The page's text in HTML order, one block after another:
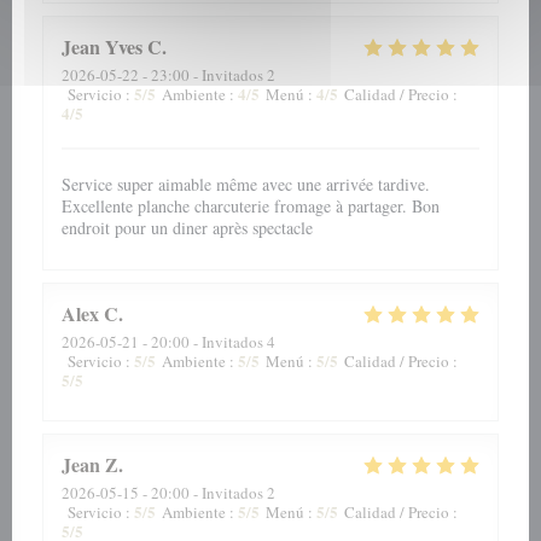
Jean Yves C
2026-05-22 - 23:00 - Invitados 2
Servicio : 5/5 Ambiente : 4/5 Menú : 4/5 Calidad / Precio :
4/5
Service super aimable même avec une arrivée tardive.
Excellente planche charcuterie fromage à partager. Bon
endroit pour un diner après spectacle
Alex C
2026-05-21 - 20:00 - Invitados 4
Servicio : 5/5 Ambiente : 5/5 Menú : 5/5 Calidad / Precio :
5/5
JeanZ
2026-05-15 - 20:00 - Invitados 2
Servicio : 5/5 Ambiente : 5/5 Menú : 5/5 Calidad / Precio :
5/5